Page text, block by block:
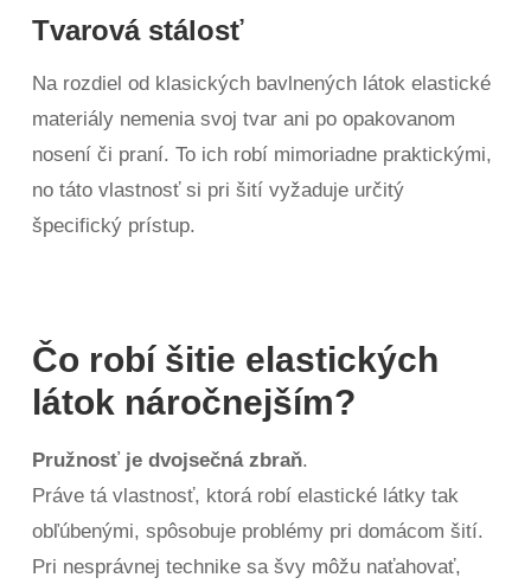
Tvarová stálosť
Na rozdiel od klasických bavlnených látok elastické
materiály nemenia svoj tvar ani po opakovanom
nosení či praní. To ich robí mimoriadne praktickými,
no táto vlastnosť si pri šití vyžaduje určitý
špecifický prístup.
Čo robí šitie elastických
látok náročnejším?
Pružnosť je dvojsečná zbraň.
Práve tá vlastnosť, ktorá robí elastické látky tak
obľúbenými, spôsobuje problémy pri domácom šití.
Pri nesprávnej technike sa švy môžu naťahovať,